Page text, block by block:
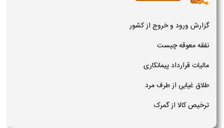
گزارش ورود و خروج از کشور
نفقه معوقه چیست
مالیات قرارداد پیمانکاری
طلاق غیابی از طرف مرد
ترخیص کالا از گمرک